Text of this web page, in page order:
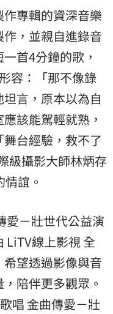
專輯的資深音樂
，並親自進錄音
首4分鐘的歌，
容：「那不像錄
言，原本以為自
該能駕輕就熟，
台經驗，救不了
級攝影大師林炳存
誼。
愛－壯世代公益演
LiTV線上影視 全
望透過影像與音
陪伴更多觀眾。
唱 金曲傳愛－壯